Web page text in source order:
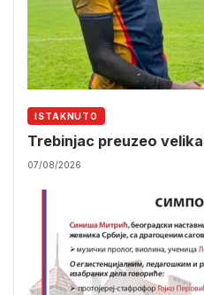
ISTAKNUTO
Trebinjac preuzeo
07/08/2026